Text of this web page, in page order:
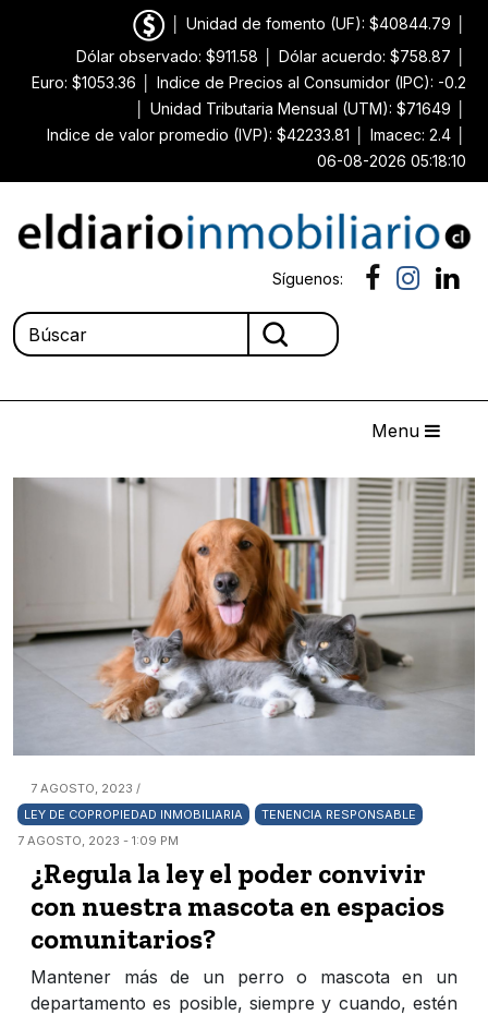
Unidad de fomento (UF): $40844.79
Dólar observado: $911.58
Dólar acuerdo: $758.87
Euro: $1053.36
Indice de Precios al Consumidor (IPC): -0.2
Unidad Tributaria Mensual (UTM): $71649
Indice de valor promedio (IVP): $42233.81
Imacec: 2.4
06-08-2026 05:18:10
Síguenos:
Menu
7 AGOSTO, 2023 /
LEY DE COPROPIEDAD INMOBILIARIA
TENENCIA RESPONSABLE
7 AGOSTO, 2023 - 1:09 PM
¿Regula la ley el poder convivir
con nuestra mascota en espacios
comunitarios?
Mantener más de un perro o mascota en un
departamento es posible, siempre y cuando, estén